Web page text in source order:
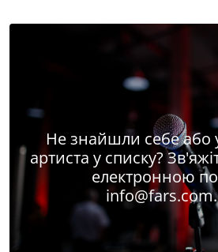
Не знайшли себе або
артиста у списку?
електронною